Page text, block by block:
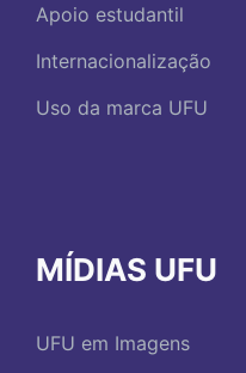
Apoio estudantil
Internacionalização
Uso da marca UFU
MÍDIAS UFU
UFU em Imagens